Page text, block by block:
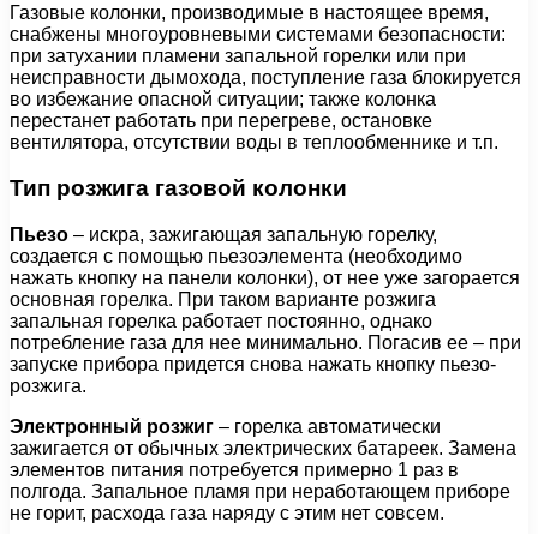
Газовые колонки, производимые в настоящее время,
снабжены многоуровневыми системами безопасности:
при затухании пламени запальной горелки или при
неисправности дымохода, поступление газа блокируется
во избежание опасной ситуации; также колонка
перестанет работать при перегреве, остановке
вентилятора, отсутствии воды в теплообменнике и т.п.
Тип розжига газовой колонки
Пьезо – искра, зажигающая запальную горелку,
создается с помощью пьезоэлемента (необходимо
нажать кнопку на панели колонки), от нее уже загорается
основная горелка. При таком варианте розжига
запальная горелка работает постоянно, однако
потребление газа для нее минимально. Погасив ее – при
запуске прибора придется снова нажать кнопку пьезо-
розжига.
Электронный розжиг – горелка автоматически
зажигается от обычных электрических батареек. Замена
элементов питания потребуется примерно 1 раз в
полгода. Запальное пламя при неработающем приборе
не горит, расхода газа наряду с этим нет совсем.